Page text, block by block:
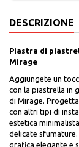
DESCRIZIONE
Piastra di
Mirage
Aggiungete un
con la piastrella in
di Mirage.
con altri tipi di
estetica
delicate sfumature.
grafica elegante e